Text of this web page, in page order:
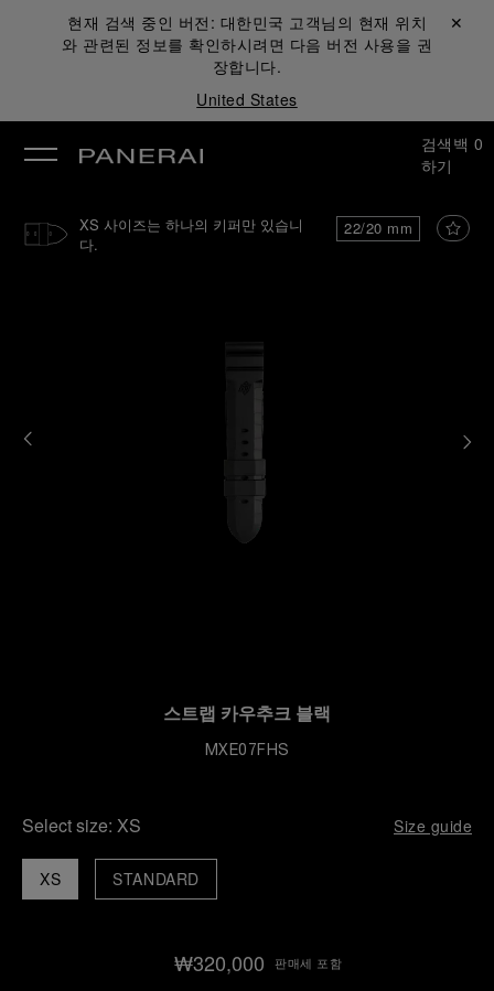
현재 검색 중인 버전: 대한민국 고객님의 현재 위치
와 관련된 정보를 확인하시려면 다음 버전 사용을 권
장합니다.
United States
닫기 ✕
검색
하기
백 0
22/20 mm
XS 사이즈는 하나의 키퍼만 있습니
다.
스트랩 카우추크 블랙
MXE07FHS
Select size: XS Size guide
XS STANDARD
₩320,000 판매세 포함